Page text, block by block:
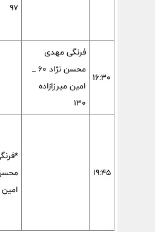
۹۷
۱۶:۳۰
فرنگی مهدی
محسن نژاد ۶۰ _
امین میرزازاده
۱۳۰
۱۹:۴۵
امین